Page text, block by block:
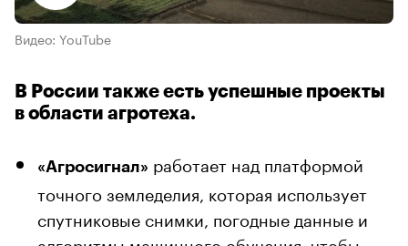
Видео: YouTube
В России также есть успешные проекты
в области агротеха.
«Агросигнал» работает над платформой
точного земледелия, которая использует
спутниковые снимки, погодные данные и